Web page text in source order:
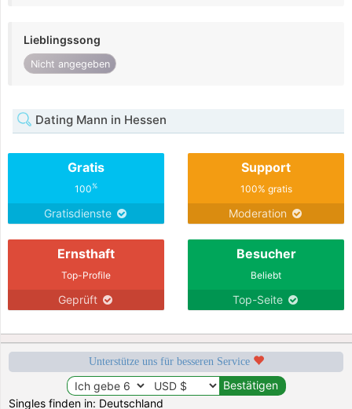
Lieblingssong
Nicht angegeben
Dating Mann in Hessen
Gratis
100%
Gratisdienste
Support
100% gratis
Moderation
Ernsthaft
Top-Profile
Geprüft
Besucher
Beliebt
Top-Seite
Unterstütze uns für besseren Service
Singles finden in: Deutschland